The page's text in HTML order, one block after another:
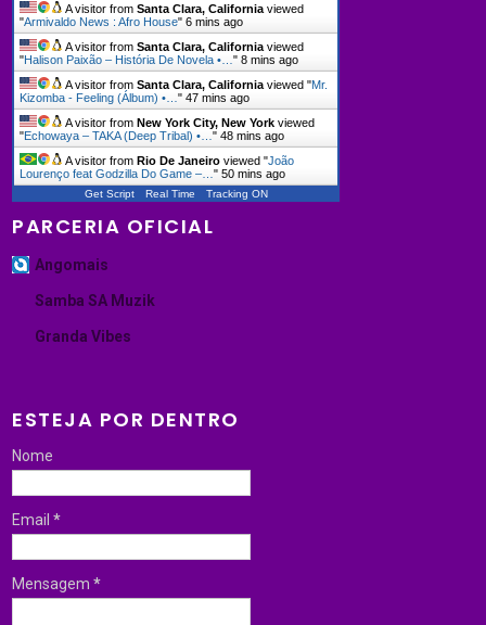
A visitor fromSanta Clara, California viewed
"Armivaldo News : Afro House"6 mins ago
A visitor fromSanta Clara, California viewed
"Halison Paixão – História De Novela •…"8 mins ago
A visitor fromSanta Clara, California viewed "Mr.
Kizomba - Feeling (Álbum) •…"47 mins ago
A visitor fromNew York City, New York viewed
"Echowaya – TAKA (Deep Tribal) •…"48 mins ago
A visitor fromRio De Janeiro viewed "João
Lourenço feat Godzilla Do Game –…"50 mins ago
Get Script Real Time Tracking ON
PARCERIA OFICIAL
Angomais
Samba SA Muzik
Granda Vibes
ESTEJA POR DENTRO
Nome
Email*
Mensagem*